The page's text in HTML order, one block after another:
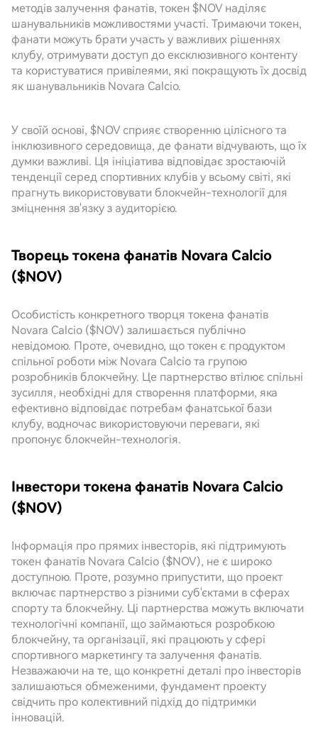
методів залучення фанатів, токен $NOV наділяє
шанувальників можливостями участі. Тримаючи токен,
фанати можуть брати участь у важливих рішеннях
клубу, отримувати доступ до ексклюзивного контенту
та користуватися привілеями, які покращують їх досвід
як шанувальників Novara Calcio.
У своїй основі, $NOV сприяє створенню цілісного та
інклюзивного середовища, де фанати відчувають, що їх
думки важливі. Ця ініціатива відповідає зростаючій
тенденції серед спортивних клубів у всьому світі, які
прагнуть використовувати блокчейн-технології для
зміцнення зв'язку з аудиторією.
Творець токена фанатів Novara Calcio
($NOV)
Особистість конкретного творця токена фанатів
Novara Calcio ($NOV) залишається публічно
невідомою. Проте, очевидно, що токен є продуктом
спільної роботи між Novara Calcio та групою
розробників блокчейну. Це партнерство втілює спільні
зусилля, необхідні для створення платформи, яка
ефективно відповідає потребам фанатської бази
клубу, водночас використовуючи переваги, які
пропонує блокчейн-технологія.
Інвестори токена фанатів Novara Calcio
($NOV)
Інформація про прямих інвесторів, які підтримують
токен фанатів Novara Calcio ($NOV), не є широко
доступною. Проте, розумно припустити, що проект
включає партнерство з різними суб'єктами в сферах
спорту та блокчейну. Ці партнерства можуть включати
технологічні компанії, що займаються розробкою
блокчейну, та організації, які працюють у сфері
спортивного маркетингу та залучення фанатів.
Незважаючи на те, що конкретні деталі про інвесторів
залишаються обмеженими, фундамент проекту
свідчить про колективний підхід до підтримки
інновацій.